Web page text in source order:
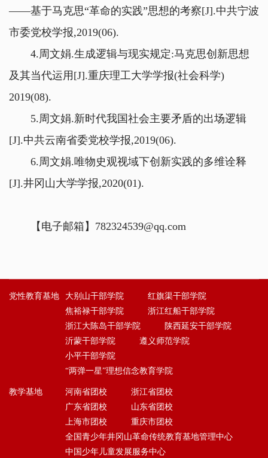
——基于马克思“革命的实践”思想的考察[J].中共宁波
市委党校学报,2019(06).
4.周文娟.生成逻辑与现实规定:马克思创新思想
及其当代运用[J].重庆理工大学学报(社会科学)
2019(08).
5.周文娟.新时代我国社会主要矛盾的出场逻辑
[J].中共云南省委党校学报,2019(06).
6.周文娟.唯物史观视域下创新实践的多维诠释
[J].井冈山大学学报,2020(01).
【电子邮箱】782324539@qq.com
党性教育基地 大别山干部学院
红旗渠干部学院
焦裕禄干部学院
浙江红船干部学院
浙江大陈岛干部学院
陕西延安干部学院
沂蒙干部学院
遵义师范学院
小平干部学院
“两弹一星”理想信念教育学院
教学基地 河南省团校
浙江省团校
广东省团校
山东省团校
上海市团校
重庆市团校
全国青少年井冈山革命传统教育基地管理中心
中国少年儿童发展服务中心